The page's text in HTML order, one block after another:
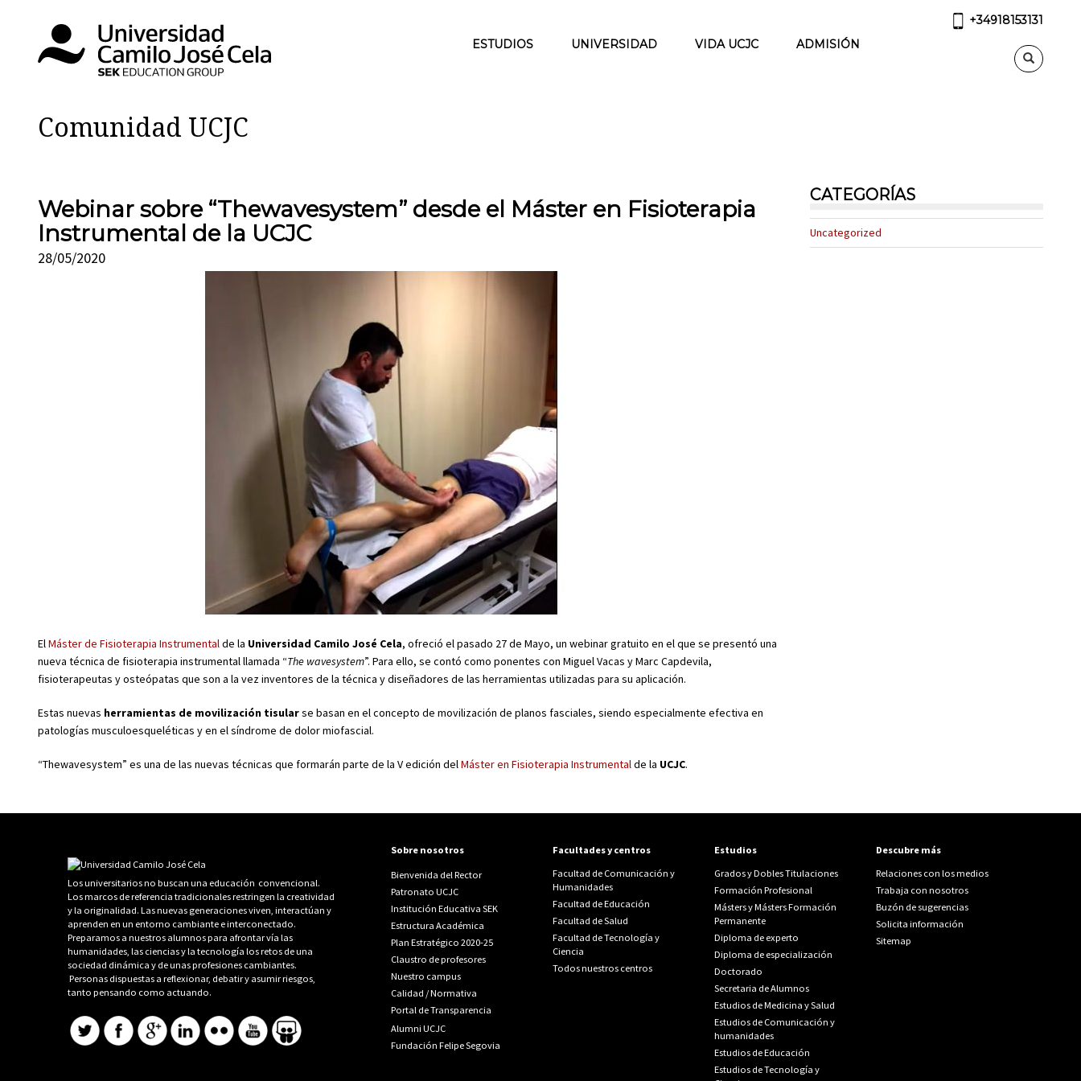
ESTUDIOS UNIVERSIDAD VIDA UCJC ADMISIÓN
+34918153131
Comunidad UCJC
Webinar sobre “Thewavesystem” desde el Máster en Fisioterapia
Instrumental de la UCJC
28/05/2020
El Máster de Fisioterapia Instrumental de la Universidad Camilo José Cela, ofreció el pasado 27 de Mayo, un webinar gratuito en el que se presentó una
nueva técnica de fisioterapia instrumental llamada “The wavesystem”. Para ello, se contó como ponentes con Miguel Vacas y Marc Capdevila,
fisioterapeutas y osteópatas que son a la vez inventores de la técnica y diseñadores de las herramientas utilizadas para su aplicación.
Estas nuevas herramientas de movilización tisularse basan en el concepto de movilización de planos fasciales, siendo especialmente efectiva en
patologías musculoesqueléticas y en el síndrome de dolor miofascial.
“Thewavesystem” es una de las nuevas técnicas que formarán parte de la V edición del Máster en Fisioterapia Instrumental de la UCJC.
CATEGORÍAS
Uncategorized
Los universitarios no buscan una educación convencional.
Los marcos de referencia tradicionales restringen la creatividad
y la originalidad. Las nuevas generaciones viven, interactúan y
aprenden en un entorno cambiante e interconectado.
Preparamos a nuestros alumnos para afrontar vía las
humanidades, las ciencias y la tecnología los retos de una
sociedad dinámica y de unas profesiones cambiantes.
Personas dispuestas a reflexionar, debatir y asumir riesgos,
tanto pensando como actuando.
Sobre nosotros
Bienvenida del Rector
Patronato UCJC
Institución Educativa SEK
Estructura Académica
Plan Estratégico 2020-25
Claustro de profesores
Nuestro campus
Calidad /Normativa
Portal de Transparencia
Alumni UCJC
Fundación Felipe Segovia
Facultades y centros
Facultad de Comunicación y
Humanidades
Facultad de Educación
Facultad de Salud
Facultad de Tecnología y
Ciencia
Todos nuestros centros
Estudios
Grados y Dobles Titulaciones
Formación Profesional
Másters y Másters Formación
Permanente
Diploma de experto
Diploma de especialización
Doctorado
Secretaria de Alumnos
Estudios de Medicina y Salud
Estudios de Comunicación y
humanidades
Estudios de Educación
Estudios de Tecnología y
Descubre más
Relaciones con los medios
Trabaja con nosotros
Buzón de sugerencias
Solicita información
Sitemap